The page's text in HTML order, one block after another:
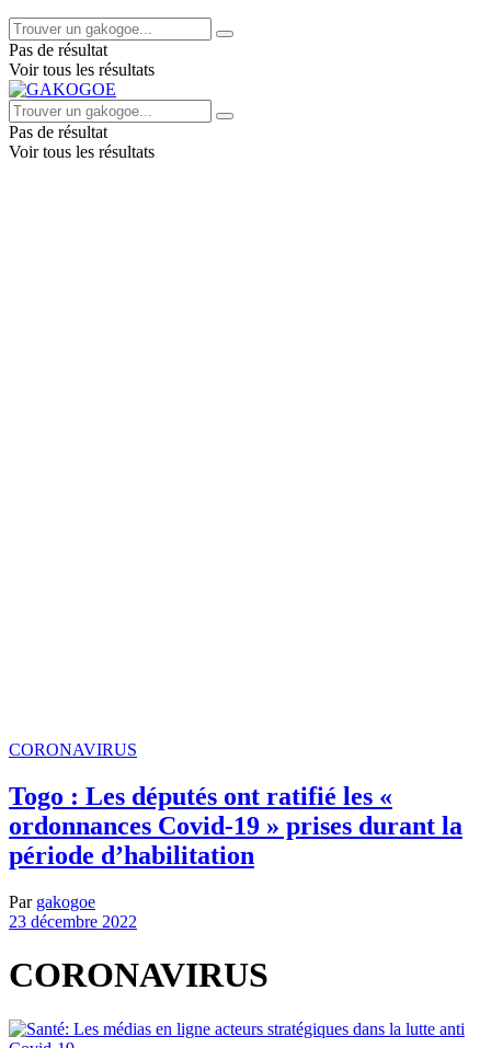
Pas de résultat
Voir tous les résultats
Pas de résultat
Voir tous les résultats
CORONAVIRUS
Togo : Les députés ont ratifié les «
ordonnances Covid-19 » prises durant la
période d’habilitation
Par gakogoe
23 décembre 2022
CORONAVIRUS